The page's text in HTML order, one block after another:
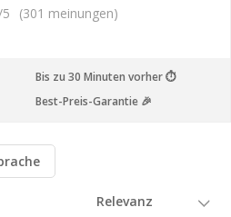
Medoc
Pauillac
Bordeaux
Beaujolais
(301 meinungen)
Bis zu 30 Minuten vorher ⏱
Best-Preis-Garantie 🎉